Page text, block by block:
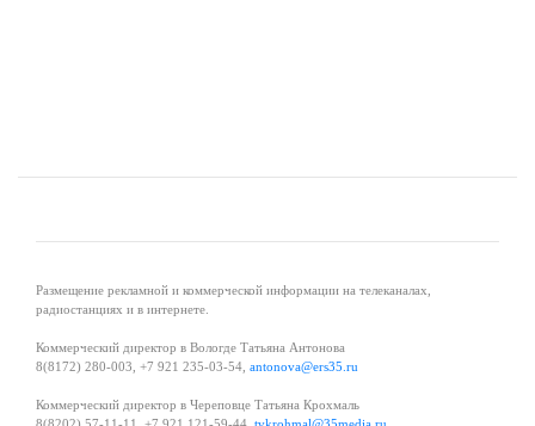
Размещение рекламной и коммерческой информации на телеканалах,
радиостанциях и в интернете.
Коммерческий директор в Вологде Татьяна Антонова
8(8172) 280-003, +7 921 235-03-54, antonova@ers35.ru
Коммерческий директор в Череповце Татьяна Крохмаль